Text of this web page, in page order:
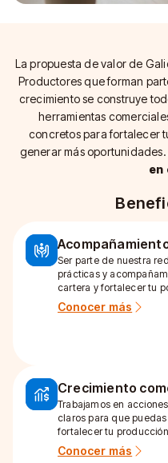
Mundo Galicia
Donde pertenecer
Sumarme ahora
La propuesta de valor de
Productores que forman
crecimiento se construye
herramientas
concretos para fortalecer
generar más oportunidades.
en
Ser parte de nuestra
prácticas y
cartera y fortalecer tu
Conocer más
Crecimiento
Trabajamos en
claros para que
fortalecer tu
Conocer más